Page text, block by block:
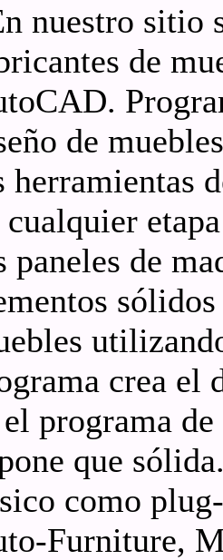
nuestro sitio
de
de
herramientas
cualquier
paneles de
crea el
programa
que
como
Furniture,